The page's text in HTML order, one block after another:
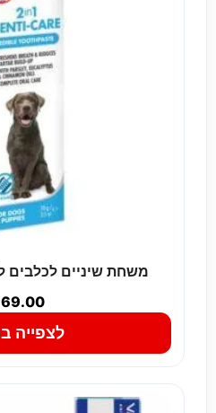
משחת שיניים לכלבים ללא
69.00
לצפייה